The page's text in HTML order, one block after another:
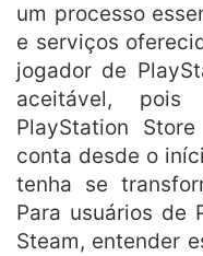
um processo
e serviços
jogador de
aceitável,
PlayStation
conta desde o
tenha se
Para usuários de
Steam, entender